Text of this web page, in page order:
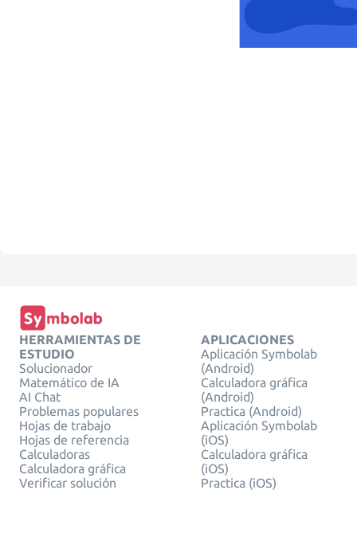
HERRAMIENTAS DE
ESTUDIO
Solucionador
Matemático de IA
AI Chat
Problemas populares
Hojas de trabajo
Hojas de referencia
Calculadoras
Calculadora gráfica
Verificar solución
APLICACIONES
Aplicación Symbolab
(Android)
Calculadora gráfica
(Android)
Practica (Android)
Aplicación Symbolab
(iOS)
Calculadora gráfica
(iOS)
Practica (iOS)